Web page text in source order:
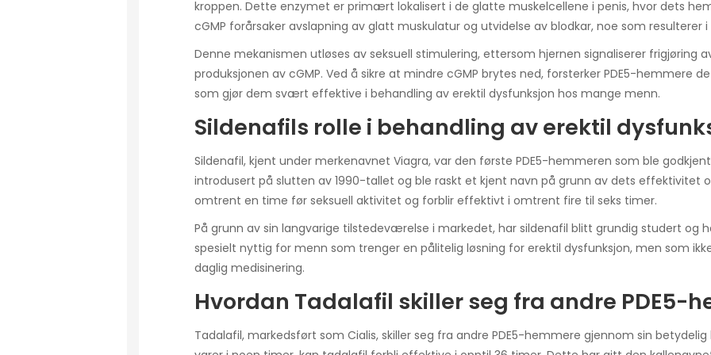
kroppen. Dette enzymet er primært lokalisert i de glatte muskelcellene i penis, hvor dets
cGMP forårsaker avslapning av glatt muskulatur og utvidelse av blodkar, noe som
Denne mekanismen utløses av seksuell stimulering, ettersom hjernen signaliserer frigjøring
produksjonen av cGMP. Ved å sikre at mindre cGMP brytes ned, forsterker PDE5-hemmere
som gjør dem svært effektive i behandling av erektil dysfunksjon hos mange menn.
Sildenafils rolle i behandling av erektil
Sildenafil, kjent under merkenavnet Viagra, var den første PDE5-hemmeren som ble
introdusert på slutten av 1990-tallet og ble raskt et kjent navn på grunn av dets effektivitet
omtrent en time før seksuell aktivitet og forblir effektivt i omtrent fire til seks timer.
På grunn av sin langvarige tilstedeværelse i markedet, har sildenafil blitt grundig studert og
spesielt nyttig for menn som trenger en pålitelig løsning for erektil dysfunksjon, men som
daglig medisinering.
Hvordan Tadalafil skiller seg fra andre PDE5-
Tadalafil, markedsført som Cialis, skiller seg fra andre PDE5-hemmere gjennom sin